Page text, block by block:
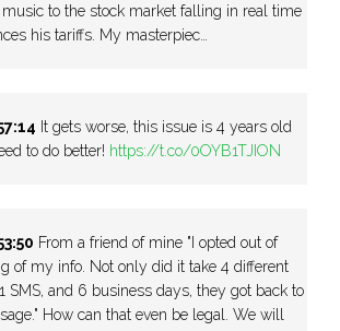
to the stock market falling in real time
his tariffs. My masterpiec…
It gets worse, this issue is 4 years old
to do better! https://t.co/0OYB1TJION
From a friend of mine "I opted out of
of my info. Not only did it take 4 different
SMS, and 6 business days, they got back to
How can that even be legal. We will